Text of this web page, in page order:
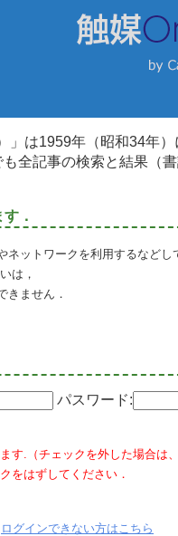
」は1959年（昭和34年
全記事の検索と結果（
．
ネットワークを利用するなど
は，
きません．
パスワード:
す.（チェックを外した場合は
をはずしてください．
ログインできない方はこちら